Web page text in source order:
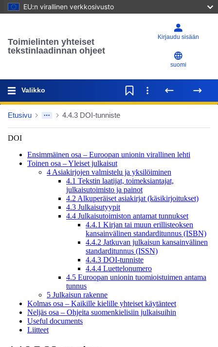
EU:n virallinen verkkosivusto
Toimielinten yhteiset
tekstinlaadinnan ohjeet
Kirjaudu sisään
suomi
Valikko
Etusivu 4.4.3 DOI-tunniste